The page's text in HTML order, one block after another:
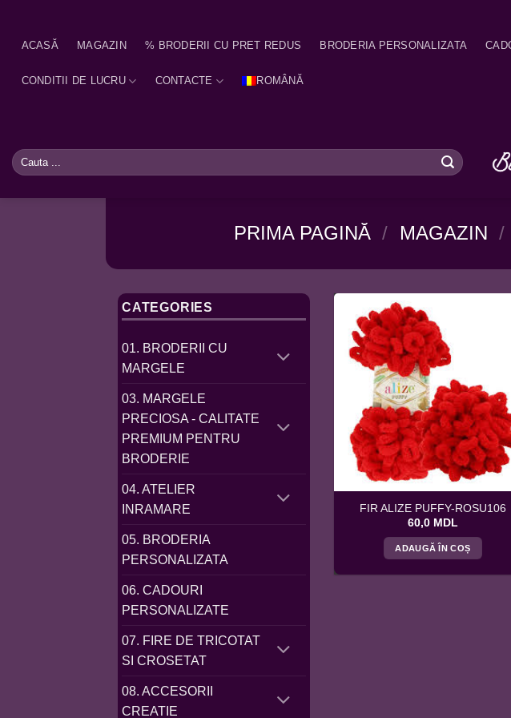
contentACASĂ MAGAZIN % BRODERII CU PRET REDUS BRODERIA PERSONALIZATA
CONDITII DE LUCRU CONTACTE ROMÂNĂ
Caută
după:
PRIMA PAGINĂ / MAGAZIN /
CATEGORIES
01. BRODERII CU
MARGELE
03. MARGELE
PRECIOSA - CALITATE
PREMIUM PENTRU
BRODERIE
04. ATELIER
INRAMARE
05. BRODERIA
PERSONALIZATA
06. CADOURI
PERSONALIZATE
07. FIRE DE TRICOTAT
SI CROSETAT
08. ACCESORII
CREATIE
FIR ALIZE PUFFY-ROSU106
60,0 MDL
ADAUGĂ ÎN COȘ